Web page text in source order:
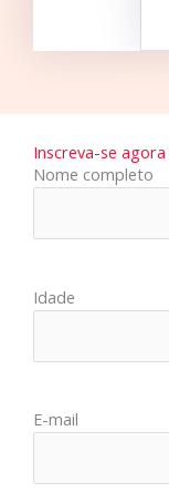
Inscreva-se
Nome completo
Idade
E-mail